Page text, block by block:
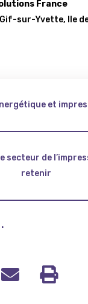
France
sur-Yvette, Ile
et
secteur de
retenir